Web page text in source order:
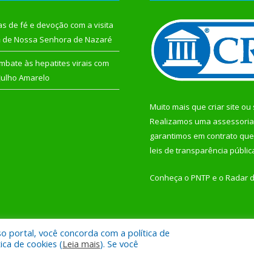
de fé e devoção com a visita
Nossa Senhora de Nazaré
às hepatites virais com
Amarelo
Muito mais que criar site ou
Realizamos uma assessoria
garantimos em contrato
leis de transparência
Conheça o PNTP e o Radar
Mapa do Site
portal, você concorda com a política de
de cookies (Leia mais). Se você